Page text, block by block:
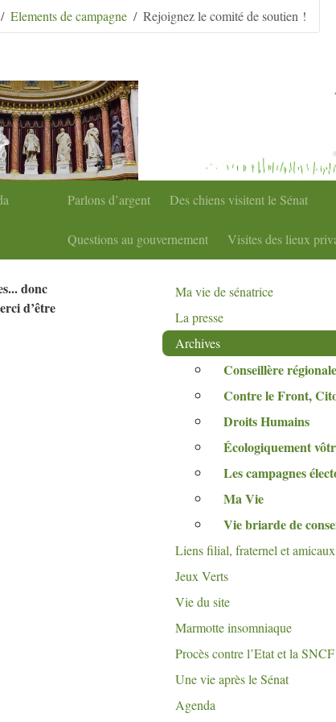
Parlons d’argent Des chiens visitent le Sénat
Questions au gouvernement Visites des lieux
Elements de campagne Rejoignez le comité de soutien !
donc
d’être
Ma vie de sénatrice
La presse
Archives
Conseillère
Contre le Front,
Droits Humains
Écologiquement
Les campagnes
Ma Vie
Vie briarde de
Liens filial, fraternel et amicaux
Jeux Verts
Vie du site
Marmotte insomniaque
Procès contre l’Etat et la SNCF
Une vie après le Sénat
Agenda